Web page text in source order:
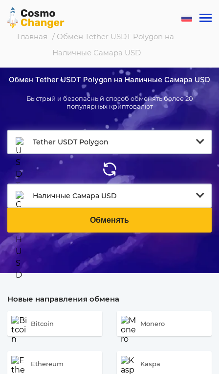
Главная / Обмен Tether USDT Polygon на
Наличные Самара USD
Обмен Tether USDT Polygon на Наличные Самара USD
Быстрый и безопасный способ обменять более 20
популярных криптовалют
Tether USDT Polygon
Наличные Самара USD
Обменять
Новые направления обмена
Bitcoin Monero
Ethereum Kaspa